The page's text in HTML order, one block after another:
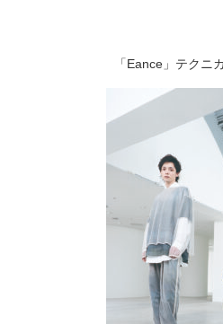
「Eance」 テクニ